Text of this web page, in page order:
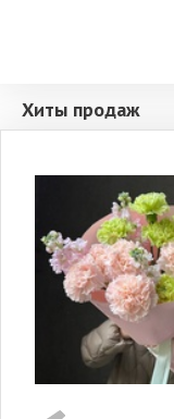
Хиты продаж